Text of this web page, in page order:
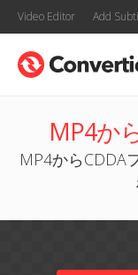
Video Editor Add
MP4か
MP4からCDDA